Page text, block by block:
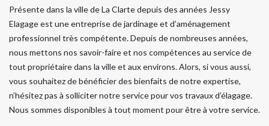
Présente dans la ville de La Clarte depuis des années Jessy
Elagage est une entreprise de jardinage et d’aménagement
professionnel très compétente. Depuis de nombreuses années,
nous mettons nos savoir-faire et nos compétences au service de
tout propriétaire dans la ville et aux environs. Alors, si vous aussi,
vous souhaitez de bénéficier des bienfaits de notre expertise,
n’hésitez pas à solliciter notre service pour vos travaux d’élagage.
Nous sommes disponibles à tout moment pour être à votre service.